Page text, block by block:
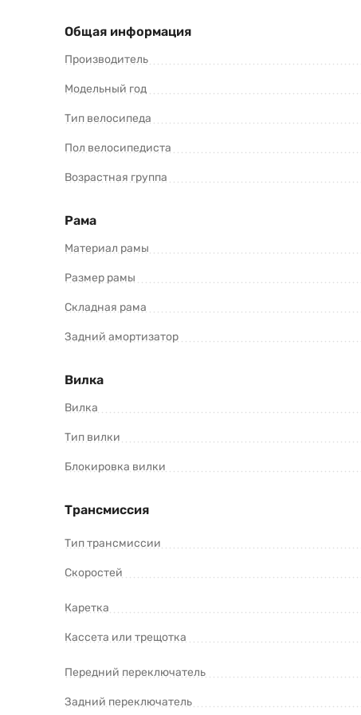
Свяжитесь с консультантом для
Dakar 27.5 (2023) и оформить заказ.
*Информация о товаре предоставлена для ознакомления.
продавцов и потребителей. Прежде чем купить Racer Dakar
Общая информация
Производитель
Модельный год
Тип велосипеда
Пол велосипедиста
Возрастная группа
Рама
Материал рамы
Размер рамы
Складная рама
Задний амортизатор
Вилка
Вилка
Тип вилки
Блокировка вилки
Трансмиссия
Тип трансмиссии
Скоростей
Каретка
Кассета или трещотка
Передний переключатель
Задний переключатель